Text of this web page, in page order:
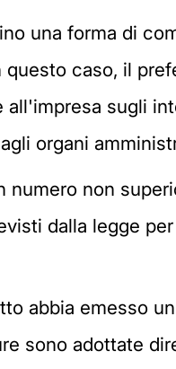
una forma di
caso, il
sugli
organi
non
dalla legge
abbia emesso
sono adottate